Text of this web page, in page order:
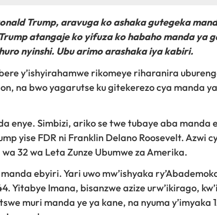
Trump, aravuga ko ashaka gutegeka
atangaje ko yifuza ko habaho manda ya
nyinshi. Ubu arimo arashaka iya kabiri.
y’ishyirahamwe rikomeye riharanira
na bwo yagarutse ku gitekerezo cya manda
enye. Simbizi, ariko se twe tubaye aba manda
yise FDR ni Franklin Delano Roosevelt. Azwi
32 wa Leta Zunze Ubumwe za Amerika.
ebyiri. Yari uwo mw’ishyaka
Yitabye Imana, bisanzwe azize urw’ikirago,
muri manda ye ya kane, na nyuma y’imyaka